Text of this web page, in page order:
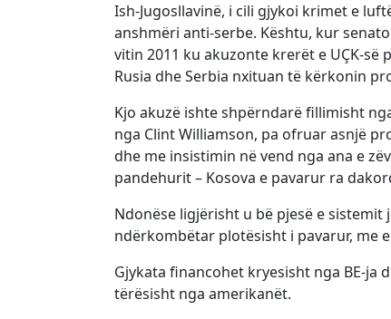
Ish-Jugosllavinë, i cili gjykoi krimet e
anshmëri anti-serbe. Kështu, kur
vitin 2011 ku akuzonte krerët e UÇK-
Rusia dhe Serbia nxituan të kërkonin
Kjo akuzë ishte shpërndarë fillimisht
nga Clint Williamson, pa ofruar asnjë
dhe me insistimin në vend nga ana e
pandehurit – Kosova e pavarur ra
Ndonëse ligjërisht u bë pjesë e
ndërkombëtar plotësisht i pavarur, me
Gjykata financohet kryesisht nga BE-
tërësisht nga amerikanët.